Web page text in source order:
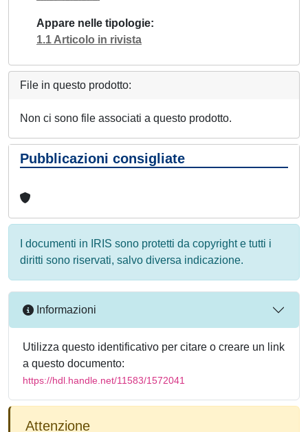
Appare nelle tipologie
1.1 Articolo in rivista
File in questo prodotto:
Non ci sono file associati a questo prodotto.
Pubblicazioni consigliate
I documenti in IRIS sono protetti da copyright e tutti i
diritti sono riservati, salvo diversa indicazione.
Informazioni
Utilizza questo identificativo per citare o creare un link
a questo documento:
https://hdl.handle.net/11583/1572041
Attenzione